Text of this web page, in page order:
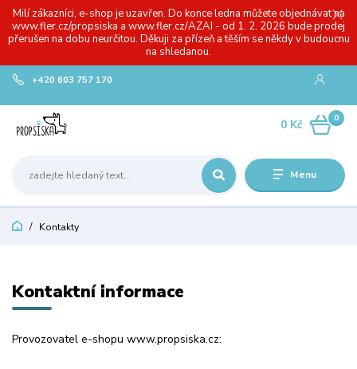
Milí zákazníci, e-shop je uzavřen. Do konce ledna můžete objednávat na
www.fler.cz/propsiska a www.fler.cz/AZAI - od 1. 2. 2026 bude prodej
přerušen na dobu neurčitou. Děkuji za přízeň a těším se někdy v budoucnu
na shledanou.
Menu
+420 603 757 170
0
0 Kč
Kontakty
Kontaktní informace
Provozovatel e-shopu www.propsiska.cz: